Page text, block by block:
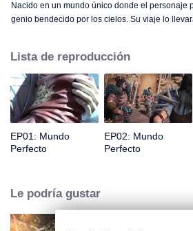
Nacido en un mundo único donde el personaje
genio bendecido por los cielos. Su viaje lo
Lista de reproducción
EP01: Mundo
Perfecto
EP02: Mundo
Perfecto
Le podría gustar